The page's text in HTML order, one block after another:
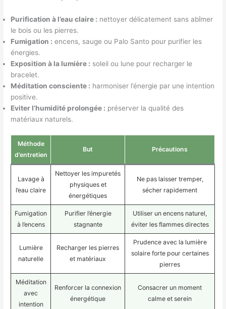
Purification à l’eau claire : nettoyer délicatement sans abîmer
le bois ou les pierres.
Fumigation : encens, sauge ou Palo Santo pour purifier les
énergies.
Exposition à la lumière : soleil ou lune pour recharger le
bracelet.
Méditation consciente : harmoniser l’énergie par une intention
positive.
Eviter l’humidité prolongée : préserver la qualité des
matériaux naturels.
Méthode
d’entretien
But Précautions
Lavage à
l’eau claire
Nettoyer les impuretés
physiques et
énergétiques
Ne pas laisser tremper,
sécher rapidement
Fumigation
à l’encens
Purifier l’énergie
stagnante
Utiliser un encens naturel,
éviter les flammes directes
Lumière
naturelle
Recharger les pierres
et matériaux
Prudence avec la lumière
solaire forte pour certaines
pierres
Méditation
avec
intention
Renforcer la connexion
énergétique
Consacrer un moment
calme et serein